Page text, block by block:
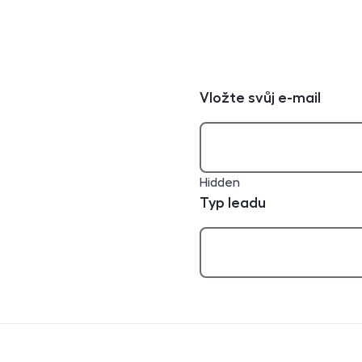
Vložte svůj e-mail
Hidden
Typ leadu